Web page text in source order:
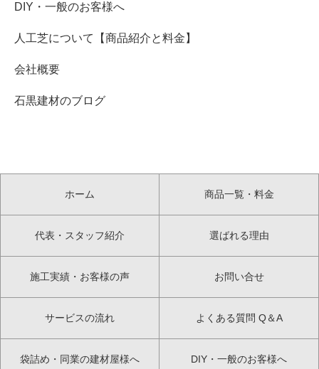
DIY・一般のお客様へ
人工芝について【商品紹介と料金】
会社概要
石黒建材のブログ
ホーム 商品一覧・料金
代表・スタッフ紹介 選ばれる理由
施工実績・お客様の声 お問い合せ
サービスの流れ よくある質問 Q＆A
袋詰め・同業の建材屋様へ DIY・一般のお客様へ